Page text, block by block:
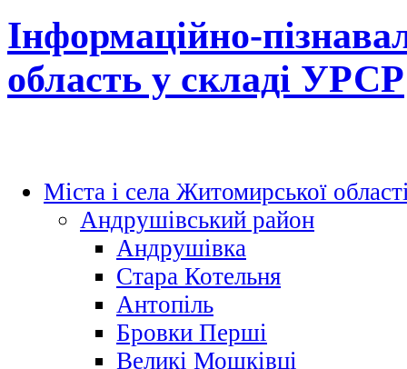
Інформаційно-
область у складі УРСР
Міста і села Житомирської
Андрушівський район
Андрушівка
Стара Котельня
Антопіль
Бровки Перші
Великі Мошківці